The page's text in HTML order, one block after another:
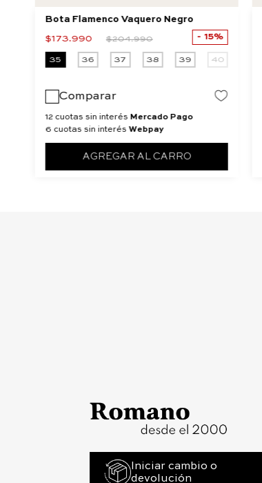
Bota Flamenco Vaquero Negro
$173.990 $204.990 15%
35 36 37 38 39 40
Comparar
12 cuotas sin interés Mercado Pago
6 cuotas sin interés Webpay
AGREGAR AL CARRO
Iniciar cambio o
devolución